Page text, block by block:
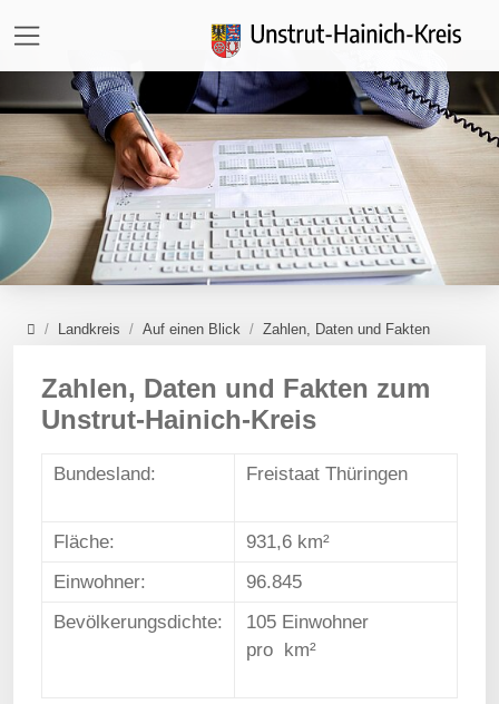
HomeLandkreis Auf einen Blick Zahlen, Daten und Fakten
Zahlen, Daten und Fakten zum
Unstrut-Hainich-Kreis
Bundesland: Freistaat Thüringen
Fläche:
931,6 km²
Einwohner:
96.845
Bevölkerungsdichte:
105 Einwohner
pro km²